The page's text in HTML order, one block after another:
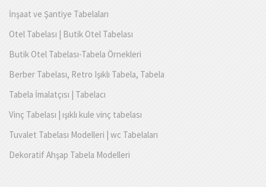
İnşaat ve Şantiye Tabelaları
Otel Tabelası | Butik Otel Tabelası
Butik Otel Tabelası-Tabela Örnekleri
Berber Tabelası, Retro Işıklı Tabela, Tabela
Tabela İmalatçısı | Tabelacı
Vinç Tabelası | ışıklı kule vinç tabelası
Tuvalet Tabelası Modelleri | wc Tabelaları
Dekoratif Ahşap Tabela Modelleri